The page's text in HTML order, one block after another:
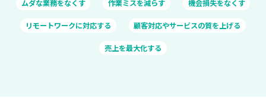
ムダな業務をなくす 作業ミスを減らす 機会損失をなくす
リモートワークに対応する 顧客対応やサービスの質を上げる
売上を最大化する